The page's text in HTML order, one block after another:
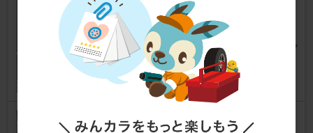
不明 アルミ縞板ステップ
ジープ
志伸さん
Marushin タイヤチェーン